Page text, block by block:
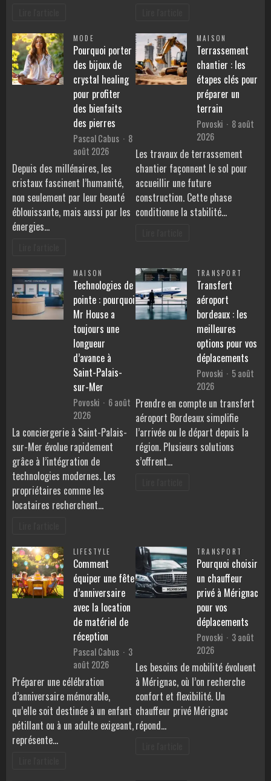
MODE
Pourquoi porter
des bijoux de
crystal healing
pour profiter
des bienfaits
des pierres
Pascal Cabus
8
août 2026
Depuis des millénaires, les
cristaux fascinent l’humanité,
non seulement par leur beauté
éblouissante, mais aussi par les
énergies…
MAISON
Terrassement
chantier : les
étapes clés pour
préparer un
terrain
Povoski
8 août
2026
Les travaux de terrassement
chantier façonnent le sol pour
accueillir une future
construction. Cette phase
conditionne la stabilité…
MAISON
Technologies de
pointe : pourquoi
Mr House a
toujours une
longueur
d’avance à
Saint-Palais-
sur-Mer
Povoski
6 août
2026
La conciergerie à Saint-Palais-
sur-Mer évolue rapidement
grâce à l’intégration de
technologies modernes. Les
propriétaires comme les
locataires recherchent…
TRANSPORT
Transfert
aéroport
bordeaux : les
meilleures
options pour vos
déplacements
Povoski
5 août
2026
Prendre en compte un transfert
aéroport Bordeaux simplifie
l’arrivée ou le départ depuis la
région. Plusieurs solutions
s’offrent…
LIFESTYLE
Comment
équiper une fête
d’anniversaire
avec la location
de matériel de
réception
Pascal Cabus
3
août 2026
Préparer une célébration
d’anniversaire mémorable,
qu’elle soit destinée à un enfant
pétillant ou à un adulte exigeant,
représente…
TRANSPORT
Pourquoi choisir
un chauffeur
privé à Mérignac
pour vos
déplacements
Povoski
3 août
2026
Les besoins de mobilité évoluent
à Mérignac, où l’on recherche
confort et flexibilité. Un
chauffeur privé Mérignac
répond…